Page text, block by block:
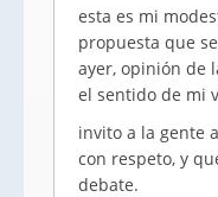
esta es mi
propuesta que
ayer, opinión de
el sentido de mi
invito a la gente
con respeto, y
debate.